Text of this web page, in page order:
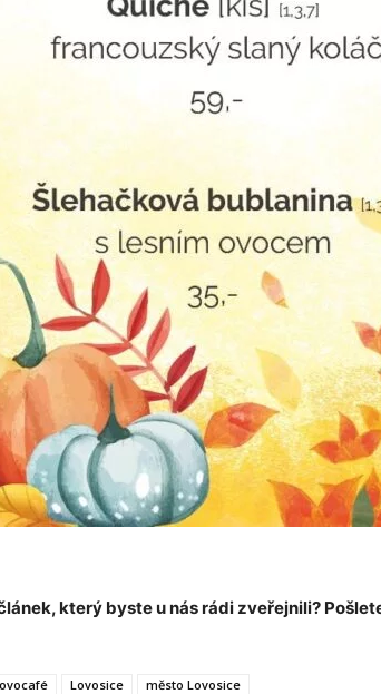
který byste u nás rádi zveřejnili?
Lovosice město Lovosice